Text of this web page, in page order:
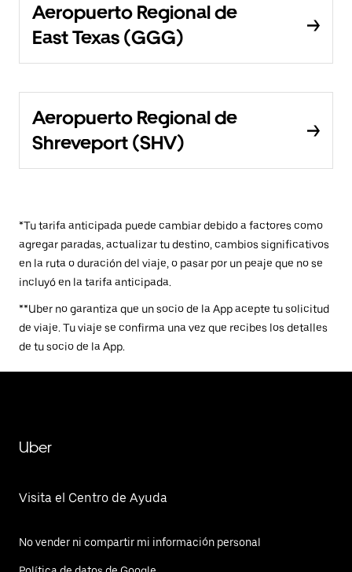
Aeropuerto Regional de
East Texas (GGG)
Aeropuerto Regional de
Shreveport (SHV)
*Tu tarifa anticipada puede cambiar debido a factores como
agregar paradas, actualizar tu destino, cambios significativos
en la ruta o duración del viaje, o pasar por un peaje que no se
incluyó en la tarifa anticipada.
**Uber no garantiza que un socio de la App acepte tu solicitud
de viaje. Tu viaje se confirma una vez que recibes los detalles
de tu socio de la App.
Uber
Visita el Centro de Ayuda
No vender ni compartir mi información personal